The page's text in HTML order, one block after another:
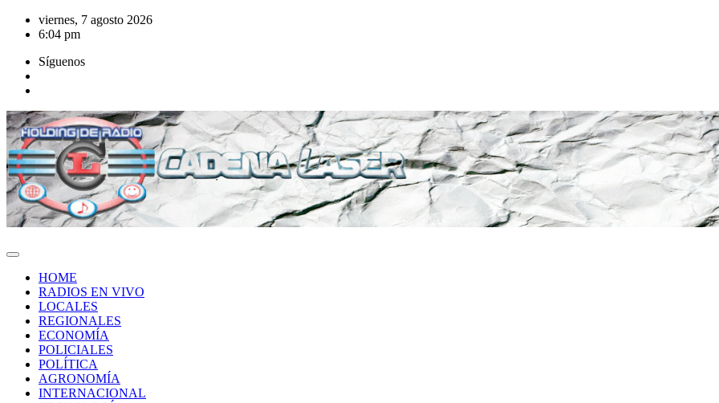
Saltar
viernes, 7 agosto 2026
6:04 pm
Síguenos
HOME
RADIOS EN VIVO
LOCALES
REGIONALES
ECONOMÍA
POLICIALES
POLÍTICA
AGRONOMÍA
INTERNACIONAL